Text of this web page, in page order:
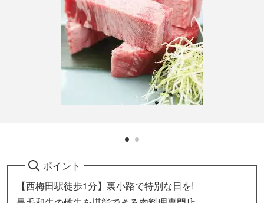
ポイント
【西梅田駅徒歩1分】裏小路で特別な日を!